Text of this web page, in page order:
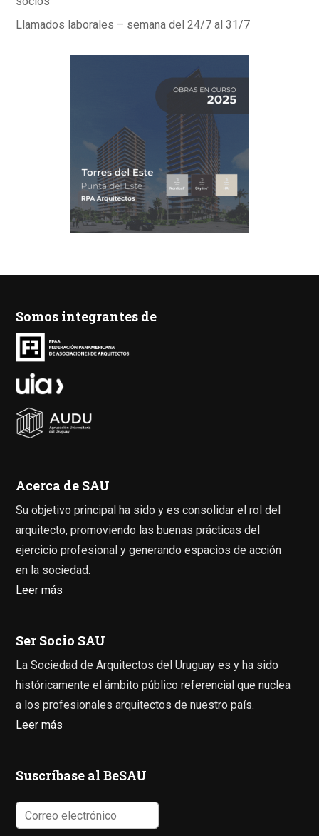
Llamados laborales – semana del 24/7 al 31/7
Somos integrantes de
Acerca de SAU
Su objetivo principal ha sido y es consolidar el rol del
arquitecto, promoviendo las buenas prácticas del
ejercicio profesional y generando espacios de acción
en la sociedad.
Leer más
Ser Socio SAU
La Sociedad de Arquitectos del Uruguay es y ha sido
históricamente el ámbito público referencial que nuclea
a los profesionales arquitectos de nuestro país.
Leer más
Suscríbase al BeSAU